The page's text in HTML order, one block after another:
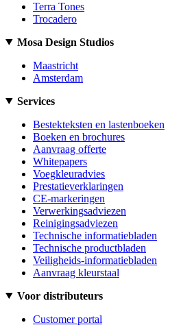
Terra Tones
Trocadero
Mosa Design Studios
Maastricht
Amsterdam
Services
Bestekteksten en lastenboeken
Boeken en brochures
Aanvraag offerte
Whitepapers
Voegkleuradvies
Prestatieverklaringen
CE-markeringen
Verwerkingsadviezen
Reinigingsadviezen
Technische informatiebladen
Technische productbladen
Veiligheids-informatiebladen
Aanvraag kleurstaal
Voor distributeurs
Customer portal